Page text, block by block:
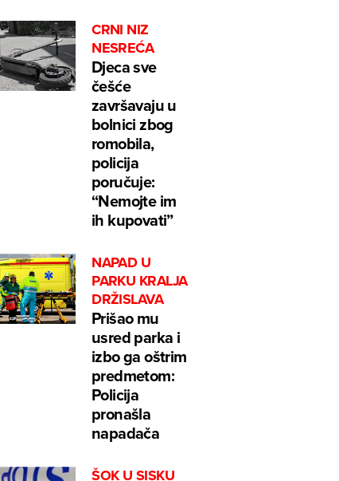
CRNI NIZ
NESREĆA
Djeca sve
češće
završavaju u
bolnici zbog
romobila,
policija
poručuje:
“Nemojte im
ih kupovati”
NAPAD U
PARKU KRALJA
DRŽISLAVA
Prišao mu
usred parka i
izbo ga oštrim
predmetom:
Policija
pronašla
napadača
ŠOK U SISKU